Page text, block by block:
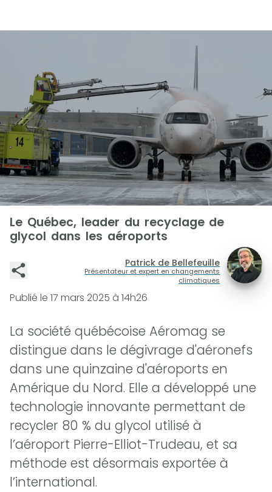
Le Québec, leader du recyclage de
glycol dans les aéroports
Patrick de Bellefeuille
Présentateur et expert en changements
climatiques
Publié le 17 mars 2025 à 14h26
La société québécoise Aéromag se
distingue dans le dégivrage d'aéronefs
dans une quinzaine d'aéroports en
Amérique du Nord. Elle a développé une
technologie innovante permettant de
recycler 80 % du glycol utilisé à
l’aéroport Pierre-Elliot-Trudeau, et sa
méthode est désormais exportée à
l’international.